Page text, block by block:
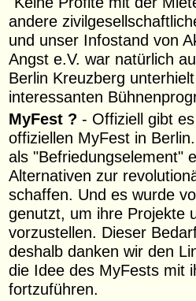
andere
und unser Infostand von
Angst e.V. war natürlich
Berlin Kreuzberg
interessanten
MyFest ? - Offiziell gibt
offiziellen MyFest in
als "Befriedungselement"
Alternativen zur
schaffen. Und es wurde
genutzt, um ihre Projekte
vorzustellen. Dieser
deshalb danken wir den
die Idee des MyFests mit
fortzuführen.